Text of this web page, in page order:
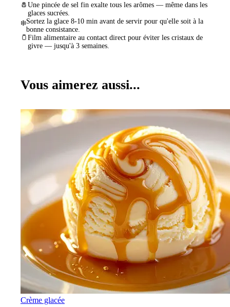
🧂 Une pincée de sel fin exalte tous les arômes — même dans les
glaces sucrées.
❄️Sortez la glace 8-10 min avant de servir pour qu'elle soit à la
bonne consistance.
🫙 Film alimentaire au contact direct pour éviter les cristaux de
givre — jusqu'à 3 semaines.
Vous aimerez aussi...
Crème glacée